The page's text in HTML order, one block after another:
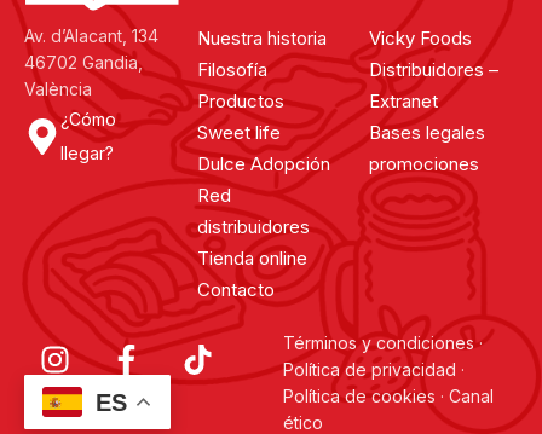
Av. d’Alacant, 134
46702 Gandia,
València
¿Cómo
llegar?
Nuestra historia
Filosofía
Productos
Sweet life
Dulce Adopción
Red
distribuidores
Tienda online
Contacto
Vicky Foods
Distribuidores –
Extranet
Bases legales
promociones
Términos y condiciones·
Política de privacidad ·
Política de cookies · Canal
ético
ES